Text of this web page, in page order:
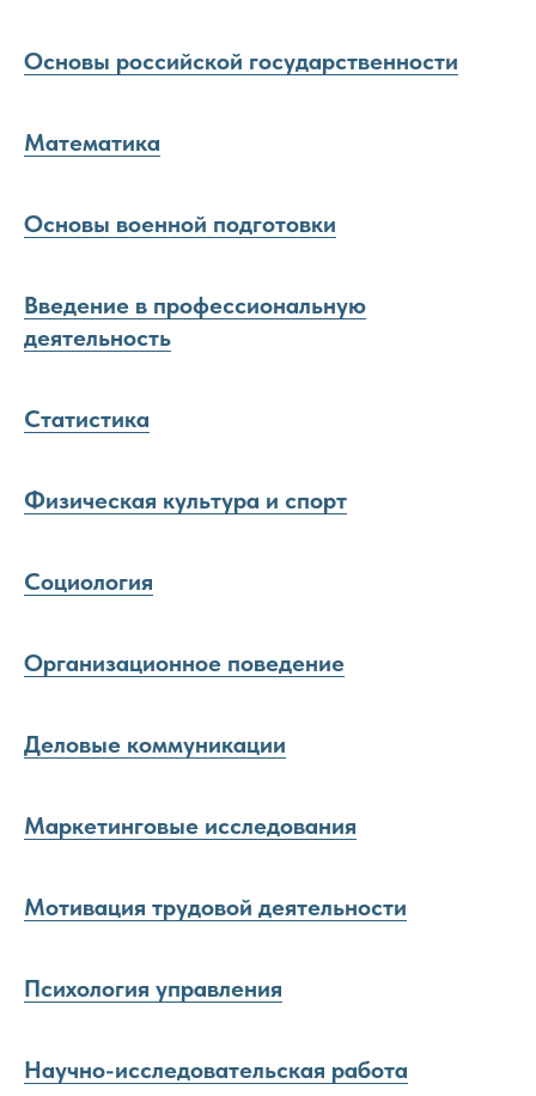
Основы российской государственности
Математика
Основы военной подготовки
Введение в профессиональную
деятельность
Статистика
Физическая культура и спорт
Социология
Организационное поведение
Деловые коммуникации
Маркетинговые исследования
Мотивация трудовой деятельности
Психология управления
Научно-исследовательская работа